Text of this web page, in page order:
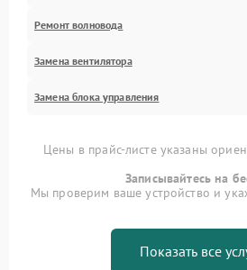
Ремонт волновода
Замена вентилятора
Замена блока управления
Цены в прайс-листе указаны
Записывайтесь на
Мы проверим ваше устройство и
Показать все